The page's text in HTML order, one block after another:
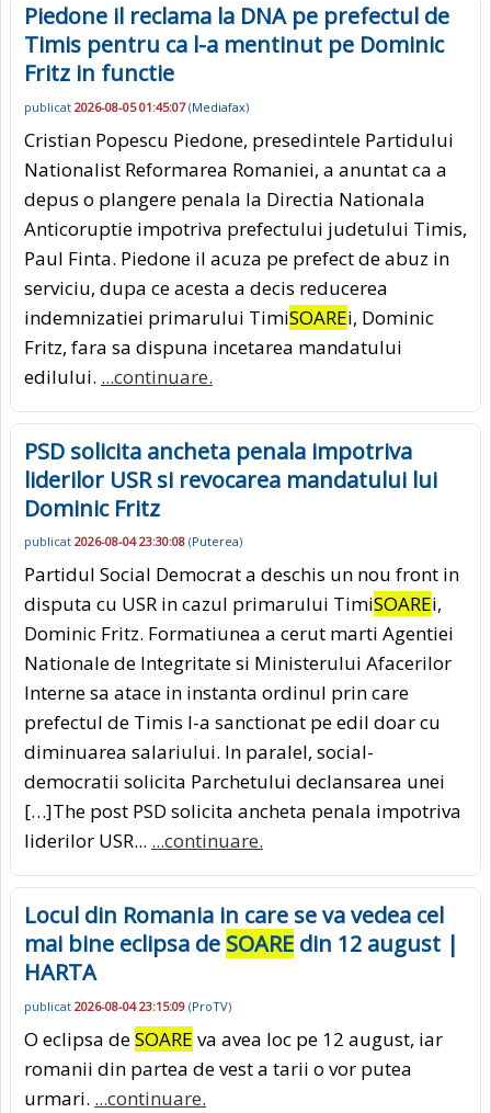
Piedone il reclama la DNA pe prefectul de
Timis pentru ca l-a mentinut pe Dominic
Fritz in functie
publicat 2026-08-05 01:45:07(Mediafax)
Cristian Popescu Piedone, presedintele Partidului
Nationalist Reformarea Romaniei, a anuntat ca a
depus o plangere penala la Directia Nationala
Anticoruptie impotriva prefectului judetului Timis,
Paul Finta. Piedone il acuza pe prefect de abuz in
serviciu, dupa ce acesta a decis reducerea
indemnizatiei primarului TimiSOAREi, Dominic
Fritz, fara sa dispuna incetarea mandatului
edilului. ...continuare.
PSD solicita ancheta penala impotriva
liderilor USR si revocarea mandatului lui
Dominic Fritz
publicat 2026-08-04 23:30:08 (Puterea)
Partidul Social Democrat a deschis un nou front in
disputa cu USR in cazul primarului TimiSOAREi,
Dominic Fritz. Formatiunea a cerut marti Agentiei
Nationale de Integritate si Ministerului Afacerilor
Interne sa atace in instanta ordinul prin care
prefectul de Timis l-a sanctionat pe edil doar cu
diminuarea salariului. In paralel, social-
democratii solicita Parchetului declansarea unei
[…]The post PSD solicita ancheta penala impotriva
liderilor USR... ...continuare.
Locul din Romania in care se va vedea cel
mai bine eclipsa de SOARE din 12 august |
HARTA
publicat 2026-08-04 23:15:09 (ProTV)
O eclipsa deSOARE va avea loc pe 12 august, iar
romanii din partea de vest a tarii o vor putea
urmari. ...continuare.